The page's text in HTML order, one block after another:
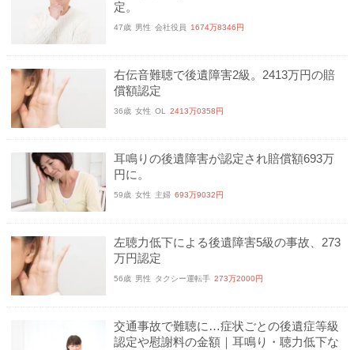
定。
47歳 男性 会社役員 1674万8346円
右伝音難聴で後遺障害2級。2413万円の賠
償額認定
36歳 女性 OL 2413万0358円
耳鳴りの後遺障害が認定され賠償額693万
円に。
59歳 女性 主婦 693万9032円
左聴力低下による後遺障害5級の事故、273
万円認定
56歳 男性 タクシー運転手 273万2000円
交通事故で難聴に…症状ごとの後遺症等級
認定や慰謝料の金額｜耳鳴り・聴力低下な